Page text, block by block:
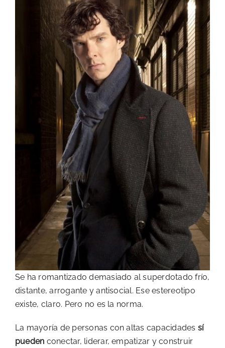
Se ha romantizado demasiado al superdotado frío,
distante, arrogante y antisocial. Ese estereotipo
existe, claro. Pero no es la norma.
La mayoría de personas con altas capacidades sí
pueden conectar, liderar, empatizar y construir